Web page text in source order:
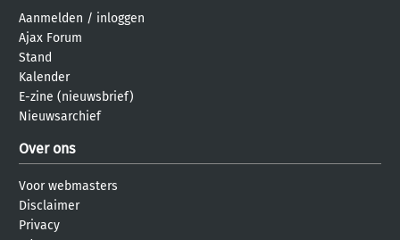
Aanmelden / inloggen
Ajax Forum
Stand
Kalender
E-zine (nieuwsbrief)
Nieuwsarchief
Over ons
Voor webmasters
Disclaimer
Privacy